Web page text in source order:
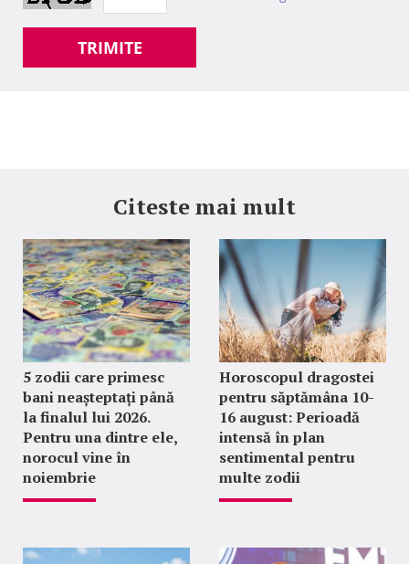
TRIMITE
Citeste mai mult
5 zodii care primesc
bani neașteptați până
la finalul lui 2026.
Pentru una dintre ele,
norocul vine în
noiembrie
Horoscopul dragostei
pentru săptămâna 10-
16 august: Perioadă
intensă în plan
sentimental pentru
multe zodii